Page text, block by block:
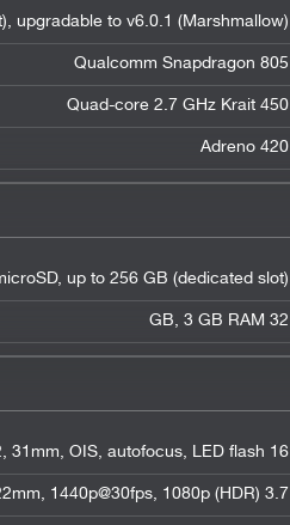
upgradable to v6.0.1 (Marshmallow)
Qualcomm Snapdragon 805
Quad-core 2.7 GHz Krait 450
Adreno 420
up to 256 GB (dedicated slot)
32 GB, 3 GB RAM
16 MP, f/2.2, 31mm, OIS, autofocus, LED flash
3.7 MP, f/1.9, 22mm, 1440p@30fps, 1080p (HDR)